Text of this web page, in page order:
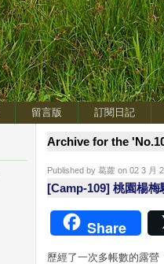
留言版 訂閱日記
Archive for the
Published by 葛蘿 on 02 3 月
[Camp-109] 桃園楊梅
Share
歷經了一次多帳數的露營